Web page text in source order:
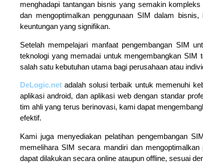
menghadapi tantangan bisnis yang semakin
dan mengoptimalkan penggunaan SIM dalam
keuntungan yang signifikan.
Setelah mempelajari manfaat pengembangan SIM
teknologi yang memadai untuk mengembangkan
salah satu kebutuhan utama bagi perusahaan atau
DeLogic.net adalah solusi terbaik untuk memenuhi
aplikasi android, dan aplikasi web dengan standar
tim ahli yang terus berinovasi, kami dapat
efektif.
Kami juga menyediakan pelatihan pengembangan
memelihara SIM secara mandiri dan
dapat dilakukan secara online ataupun offline, sesuai